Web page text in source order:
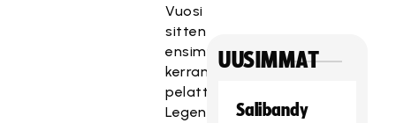
Vuosi
sitten
ensimmäisen
kerran
pelattu
Legendat-
UUSIMMAT
Salibandy